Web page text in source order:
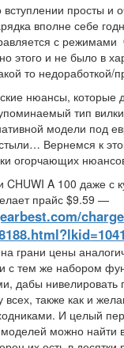
просты и
вполне себе
с режимами
этого и не было в
то недоработкой/
нюансы, которые
тип
модели под
Вернемся к
огорчающих
CHUWI A 100 даже с
прайс $9.59 —
грани цены
с тем же набором
дабы нивелировать
всех, также как и
И целый
можно найти